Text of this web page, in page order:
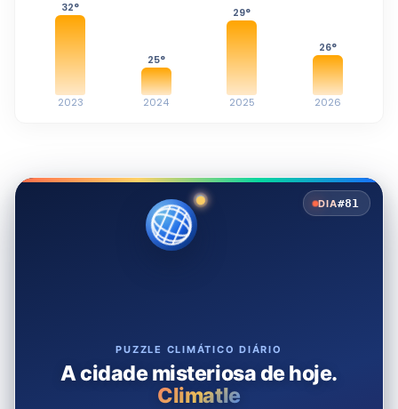
32°
2023
25°
2024
29°
2025
26°
2026
DIA#81
PUZZLE CLIMÁTICO DIÁRIO
A cidade misteriosa de hoje.
Climatle